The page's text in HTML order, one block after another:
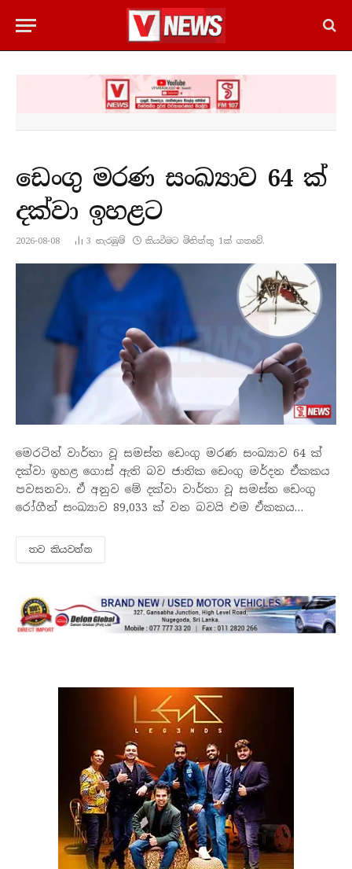
ඩෙංගු මරණ සංඛ්‍යාව 64 ක්
දක්වා ඉහළට
2026-08-08 3 නැරඹු​ම් කියවීමට මිනිත්තු 1ක් ගතවේ.
මෙරටින් වාර්තා වූ සමස්ත ඩෙංගු මරණ සංඛ්‍යාව 64 ක්
දක්වා ඉහළ ගොස් ඇති බව ජාතික ඩෙංගු මර්දන ඒකකය
පවසනවා. ඒ අනුව මේ දක්වා වාර්තා වූ සමස්ත ඩෙංගු
රෝගීන් සංඛ්‍යාව 89,033 ක් වන බවයි එම ඒකකය
පළාතෙන් වාර්තා වී ඇති…
තව කියවන්​න